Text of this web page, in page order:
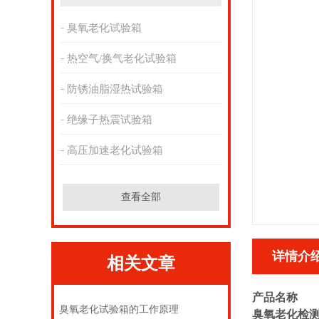
臭氧老化试验箱
热空气/换气老化试验箱
防锈油脂湿热试验箱
绝缘子热震试验箱
高压加速老化试验箱
查看全部
相关文章
臭氧老化试验箱的工作原理
详情介
产品名称
臭氧老化检